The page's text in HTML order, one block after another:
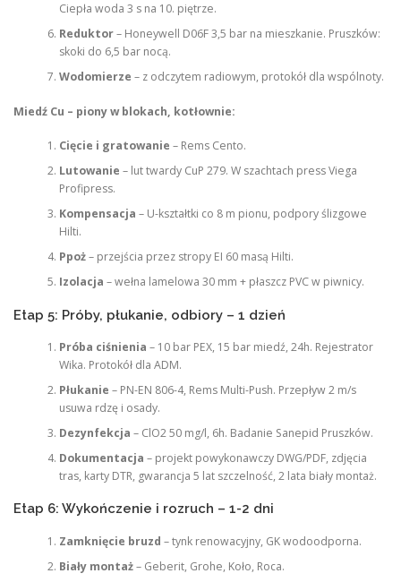
Ciepła woda 3 s na 10. piętrze.
Reduktor– Honeywell D06F 3,5 bar na mieszkanie. Pruszków:
skoki do 6,5 bar nocą.
Wodomierze – z odczytem radiowym, protokół dla wspólnoty.
Miedź Cu – piony w blokach, kotłownie:
Cięcie i gratowanie – Rems Cento.
Lutowanie – lut twardy CuP 279. W szachtach press Viega
Profipress.
Kompensacja – U-kształtki co 8 m pionu, podpory ślizgowe
Hilti.
Ppoż– przejścia przez stropy EI 60 masą Hilti.
Izolacja – wełna lamelowa 30 mm + płaszcz PVC w piwnicy.
Etap 5: Próby, płukanie, odbiory – 1 dzień
Próba ciśnienia – 10 bar PEX, 15 bar miedź, 24h. Rejestrator
Wika. Protokół dla ADM.
Płukanie – PN-EN 806-4, Rems Multi-Push. Przepływ 2 m/s
usuwa rdzę i osady.
Dezynfekcja – ClO2 50 mg/l, 6h. Badanie Sanepid Pruszków.
Dokumentacja – projekt powykonawczy DWG/PDF, zdjęcia
tras, karty DTR, gwarancja 5 lat szczelność, 2 lata biały montaż.
Etap 6: Wykończenie i rozruch – 1-2 dni
Zamknięcie bruzd – tynk renowacyjny, GK wodoodporna.
Biały montaż– Geberit, Grohe, Koło, Roca.